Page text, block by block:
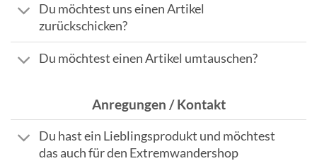
Du möchtest uns einen Artikel
zurückschicken?
Du möchtest einen Artikel umtauschen?
Anregungen / Kontakt
Du hast ein Lieblingsprodukt und möchtest
das auch für den Extremwandershop